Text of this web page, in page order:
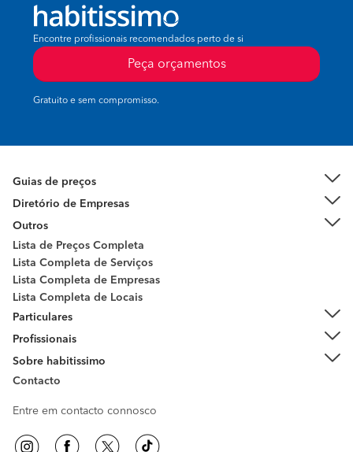
Encontre profissionais recomendados perto de si
Peça orçamentos
Gratuito e sem compromisso.
Guias de preços
Diretório de Empresas
Outros
Lista de Preços Completa
Lista Completa de Serviços
Lista Completa de Empresas
Lista Completa de Locais
Particulares
Profissionais
Sobre habitissimo
Contacto
Entre em contacto connosco